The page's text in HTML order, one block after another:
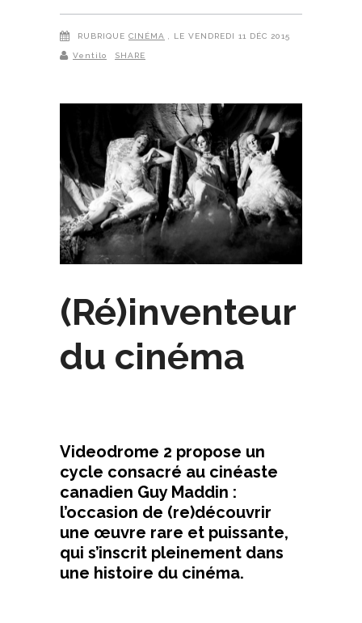
RUBRIQUE CINÉMA , LE VENDREDI 11 DÉC 2015
Ventilo SHARE
(Ré)inventeur
du cinéma
Videodrome 2 propose un
cycle consacré au cinéaste
canadien Guy Maddin :
l’occasion de (re)découvrir
une œuvre rare et puissante,
qui s’inscrit pleinement dans
une histoire du cinéma.